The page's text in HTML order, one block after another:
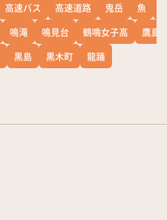
高速バス 高速道路 鬼岳 魚
鳴滝 鳴見台 鶴鳴女子高
鷹島
黒島 黒木町 龍踊